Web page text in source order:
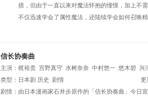
措，但由于一直以来对魔法怀抱的憧憬，加上不
不仅迅速学会了属性魔法，还陆续学会如何召唤
信长协奏曲
主演： 梶裕贵 宫野真守 水树奈奈 中村悠一 悠木碧 兴
类型： 日本剧 历史 剧情
更
剧情： 由日本漫画家石井步原作的「信长协奏曲」今日